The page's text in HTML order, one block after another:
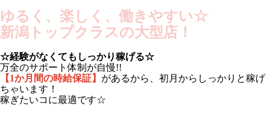
ゆるく、楽しく、働きやすい☆
新潟トップクラスの大型店！
☆経験がなくてもしっかり稼げる☆
万全のサポート体制が自慢!!
【1か月間の時給保証】 があるから、初月からしっかりと稼げ
ちゃいます！
稼ぎたいコに最適です☆